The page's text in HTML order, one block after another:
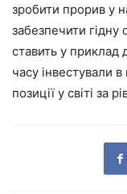
зробити прорив у
забезпечити
ставить у приклад
часу інвестували
позиції у світі за